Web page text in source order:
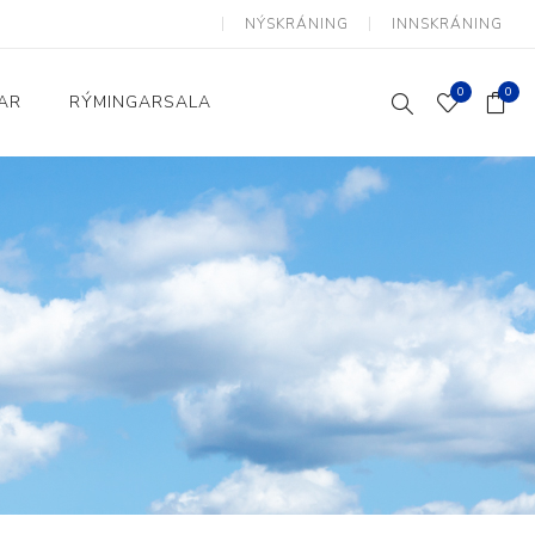
NÝSKRÁNING INNSKRÁNING
Heimili og skrifstofa
Baðherbergi
Eldhús
Lyftihægindastólar
Stólar og vinnuvernd
Athafnir daglegs lífs
RÝMINGARSALA 0 0